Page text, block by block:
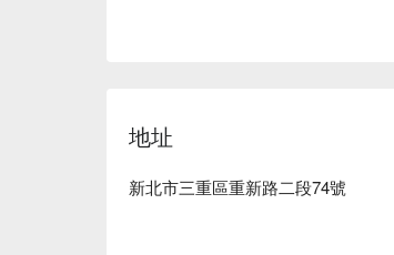
地址
新北市三重區重新路二段74號